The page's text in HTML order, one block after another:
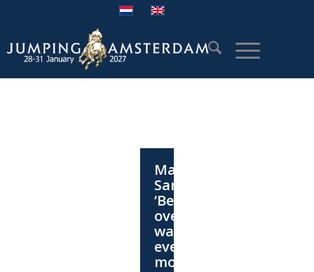
Matthew
Sampson:
‘Beide
overwinningen
waren
even
mooi’